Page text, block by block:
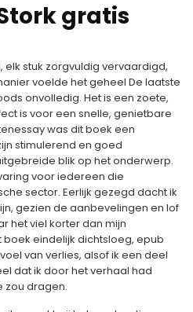
gratis
stuk zorgvuldig vervaardigd,
voelde het geheel De laatste
onvolledig. Het is een zoete,
is voor een snelle, genietbare
was dit boek een
stimulerend en goed
blik op het onderwerp.
voor iedereen die
sector. Eerlijk gezegd dacht ik
gezien de aanbevelingen en lof
het viel korter dan mijn
boek eindelijk dichtsloeg, epub
van verlies, alsof ik een deel
dat ik door het verhaal had
zou dragen.